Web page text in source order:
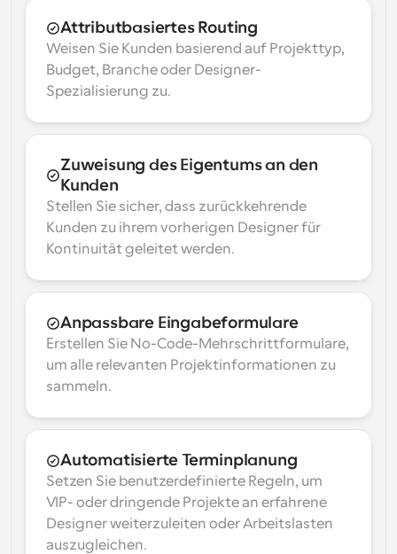
Attributbasiertes Routing
Weisen Sie Kunden basierend auf Projekttyp,
Budget, Branche oder Designer-
Spezialisierung zu.
Zuweisung des Eigentums an den
Kunden
Stellen Sie sicher, dass zurückkehrende
Kunden zu ihrem vorherigen Designer für
Kontinuität geleitet werden.
Anpassbare Eingabeformulare
Erstellen Sie No-Code-Mehrschrittformulare,
um alle relevanten Projektinformationen zu
sammeln.
Automatisierte Terminplanung
Setzen Sie benutzerdefinierte Regeln, um
VIP- oder dringende Projekte an erfahrene
Designer weiterzuleiten oder Arbeitslasten
auszugleichen.